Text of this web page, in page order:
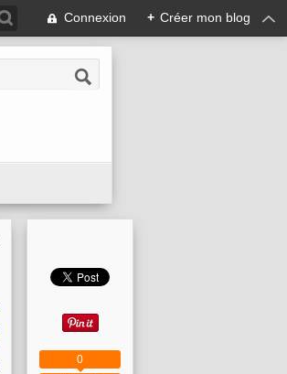
Connexion + Créer mon blog
0